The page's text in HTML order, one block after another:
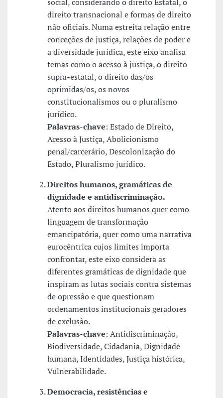
direito transnacional e formas de direito
não oficiais. Numa estreita relação entre
conceções de justiça, relações de poder e
a diversidade jurídica, este eixo analisa
temas como o acesso à justiça, o direito
supra-estatal, o direito das/os
oprimidas/os, os novos
constitucionalismos ou o pluralismo
jurídico.
Palavras-chave: Estado de Direito,
Acesso à Justiça, Abolicionismo
penal/carcerário, Descolonização do
Estado, Pluralismo jurídico.
Direitos humanos, gramáticas de
dignidade e antidiscriminação.
Atento aos direitos humanos quer como
linguagem de transformação
emancipatória, quer como uma narrativa
eurocêntrica cujos limites importa
confrontar, este eixo considera as
diferentes gramáticas de dignidade que
inspiram as lutas sociais contra sistemas
de opressão e que questionam
ordenamentos institucionais geradores
de exclusão.
Palavras-chave: Antidiscriminação,
Biodiversidade, Cidadania, Dignidade
humana, Identidades, Justiça histórica,
Vulnerabilidade.
Democracia, resistências e